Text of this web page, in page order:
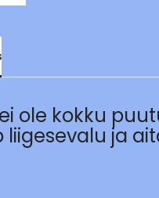
ole kokku
ja